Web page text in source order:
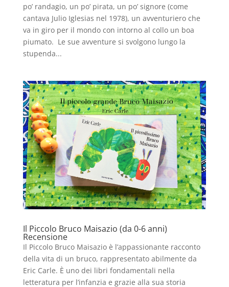
po’ randagio, un po’ pirata, un po’ signore (come
cantava Julio Iglesias nel 1978), un avventuriero che
va in giro per il mondo con intorno al collo un boa
piumato. Le sue avventure si svolgono lungo la
stupenda...
Il Piccolo Bruco Maisazio (da 0-6 anni)
Recensione
Il Piccolo Bruco Maisazio è l’appassionante racconto
della vita di un bruco, rappresentato abilmente da
Eric Carle. È uno dei libri fondamentali nella
letteratura per l’infanzia e grazie alla sua storia